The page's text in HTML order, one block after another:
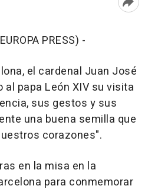
PRESS) -
el cardenal Juan José
al papa León XIV su visita
sus gestos y sus
una buena semilla que
corazones".
en la misa en la
para conmemorar